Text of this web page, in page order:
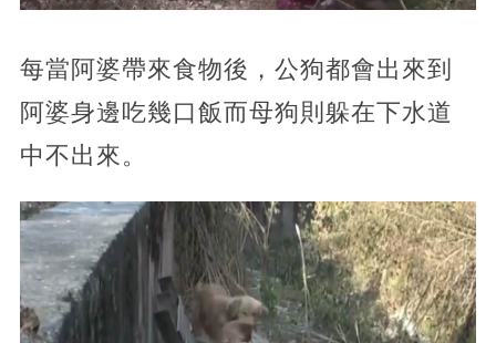
每當阿婆帶來食物後，公狗都會出來到
阿婆身邊吃幾口飯而母狗則躲在下水道
中不出來。